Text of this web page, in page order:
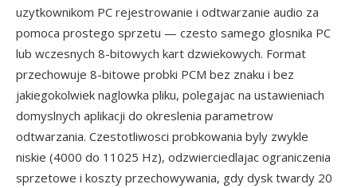
uzytkownikom PC rejestrowanie i odtwarzanie audio za
pomoca prostego sprzetu — czesto samego glosnika PC
lub wczesnych 8-bitowych kart dzwiekowych. Format
przechowuje 8-bitowe probki PCM bez znaku i bez
jakiegokolwiek naglowka pliku, polegajac na ustawieniach
domyslnych aplikacji do okreslenia parametrow
odtwarzania. Czestotliwosci probkowania byly zwykle
niskie (4000 do 11025 Hz), odzwierciedlajac ograniczenia
sprzetowe i koszty przechowywania, gdy dysk twardy 20